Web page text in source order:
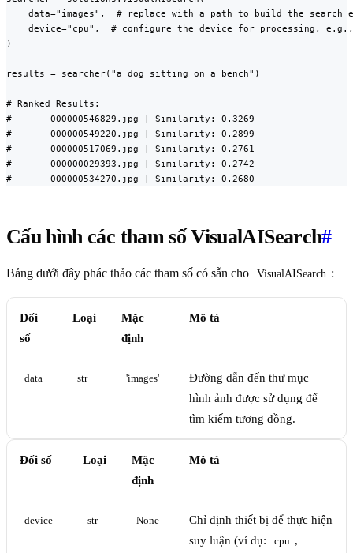
data="images",  # replace with a path to build the search
device="cpu",  # configure the device for processing,
)
results = searcher("a dog sitting on a bench")
# Ranked Results:
#     - 000000546829.jpg | Similarity: 0.3269
#     - 000000549220.jpg | Similarity: 0.2899
#     - 000000517069.jpg | Similarity: 0.2761
#     - 000000029393.jpg | Similarity: 0.2742
#     - 000000534270.jpg | Similarity: 0.2680
Cấu hình các tham số VisualAISearch#
Bảng dưới đây phác thảo các tham số có sẵn cho VisualAISearch :
Đối
số
Loại
Mặc
định
Mô tả
data str 'images'
Đường dẫn đến thư mục
hình ảnh được sử dụng để
tìm kiếm tương đồng.
Đối số Loại
Mặc
định
Mô tả
device str None
Chỉ định thiết bị để thực hiện
suy luận (ví dụ:
cpu ,